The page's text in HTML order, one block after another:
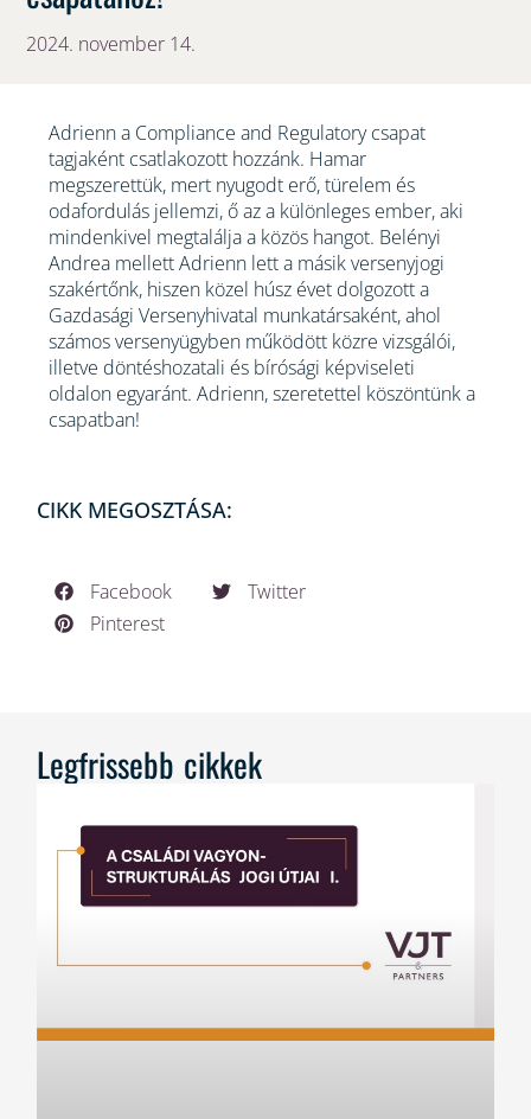
2024. november 14.
Adrienn a Compliance and Regulatory csapat
tagjaként csatlakozott hozzánk. Hamar
megszerettük, mert nyugodt erő, türelem és
odafordulás jellemzi, ő az a különleges ember, aki
mindenkivel megtalálja a közös hangot. Belényi
Andrea mellett Adrienn lett a másik versenyjogi
szakértőnk, hiszen közel húsz évet dolgozott a
Gazdasági Versenyhivatal munkatársaként, ahol
számos versenyügyben működött közre vizsgálói,
illetve döntéshozatali és bírósági képviseleti
oldalon egyaránt. Adrienn, szeretettel köszöntünk a
csapatban!
CIKK MEGOSZTÁSA:
Facebook
Twitter
Pinterest
Legfrissebb cikkek